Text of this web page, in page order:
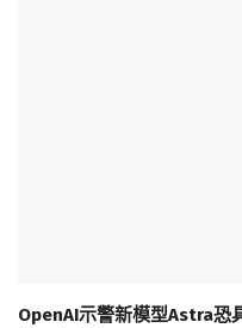
OpenAI示警新模型Astra